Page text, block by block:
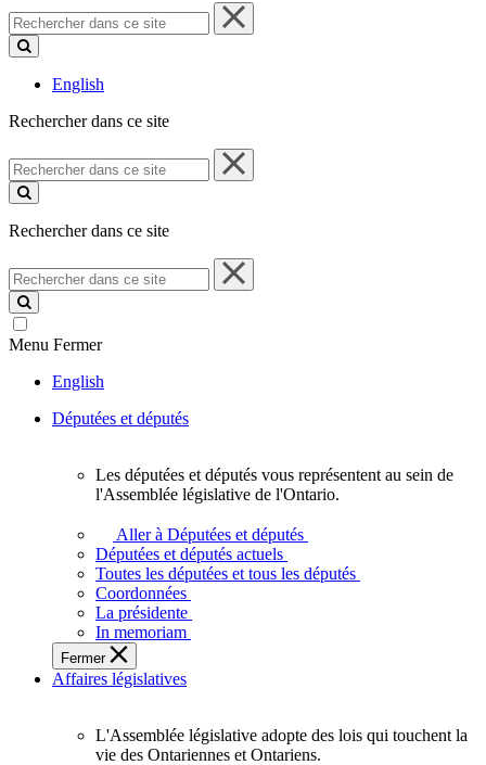
Rechercher
dans
ce
English
Rechercher dans ce site
Rechercher
dans
ce
Rechercher dans ce site
Rechercher
dans
ce
site
Menu Fermer
English
Députées et députés
députés
vous
représentent
sein
de
l'Assemblée
législative
l'Ontario.
Les députées et députés vous représentent au sein de
l'Assemblée législative de l'Ontario.
Aller à Députées et députés
Députées et députés actuels
Toutes les députées et tous les députés
Coordonnées
La présidente
In memoriam
Fermer
Affaires législatives
L'Assemblée
L'Assemblée législative adopte des lois qui touchent la
vie des Ontariennes et Ontariens.